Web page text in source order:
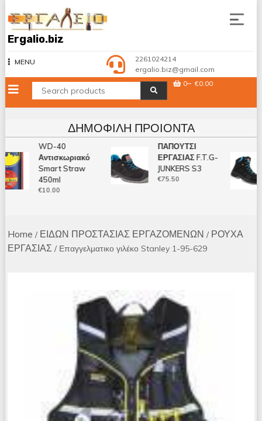
to
content
Ergalio.biz
MENU
2261024214
ergalio.biz@gmail.com
0
€0.00
ΔΗΜΟΦΙΛΉ ΠΡΟΙΌΝΤΑ
WD-40
Αντισκωριακό
Smart Straw
450ml
€10.00
ΠΑΠΟΥΤΣΙ
ΕΡΓΑΣΙΑΣ F.T.G-
JUNKERS S3
€75.50
Home / ΕΙΔΩΝ ΠΡΟΣΤΑΣΙΑΣ ΕΡΓΑΖΟΜΕΝΩΝ / ΡΟΥΧΑ
ΕΡΓΑΣΙΑΣ / Επαγγελματικο γιλέκο Stanley 1-95-629